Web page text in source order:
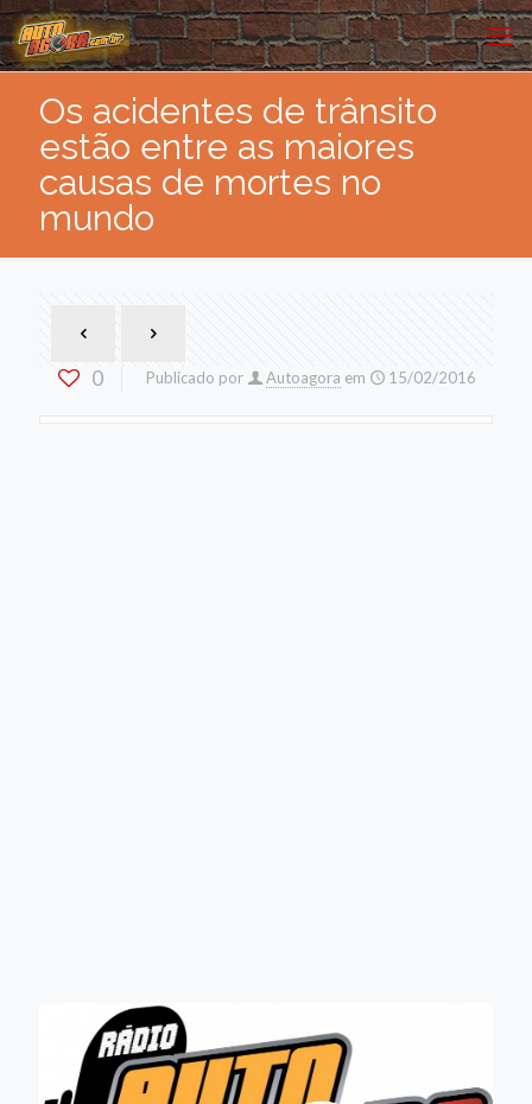
Os acidentes de trânsito
estão entre as maiores
causas de mortes no
mundo
0 Publicado por Autoagora em 15/02/2016